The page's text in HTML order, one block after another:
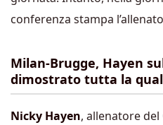
conferenza stampa
Milan-Brugge, Hayen
dimostrato tutta la
Nicky Hayen, allenatore